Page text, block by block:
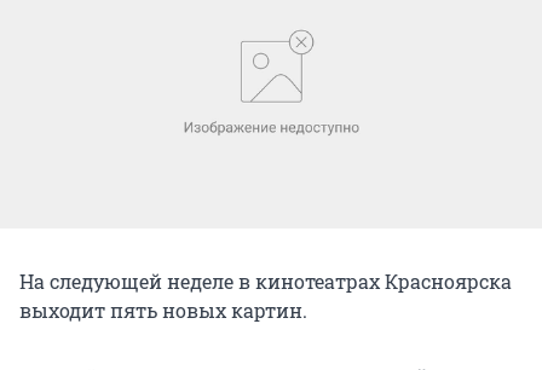
На следующей неделе в кинотеатрах Красноярска
выходит пять новых картин.